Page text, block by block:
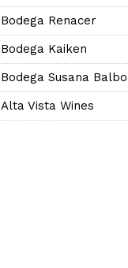
Bodega Renacer
Bodega Kaiken
Bodega Susana Balbo
Alta Vista Wines